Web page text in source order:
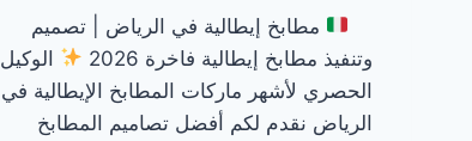
مطابخ إيطالية في الرياض | تصميم
وتنفيذ مطابخ إيطالية فاخرة 2026
الوكيل
الحصري لأشهر ماركات المطابخ الإيطالية في
الرياض نقدم لكم أفضل تصاميم المطابخ